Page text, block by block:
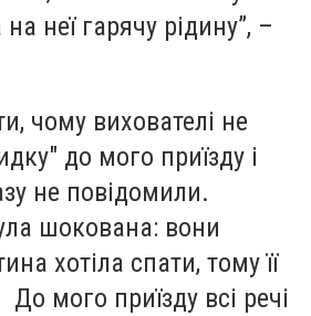
неї гарячу рідину”, –
чому вихователі не
до мого приїзду і
не повідомили.
шокована: вони
хотіла спати, тому її
мого приїзду всі речі